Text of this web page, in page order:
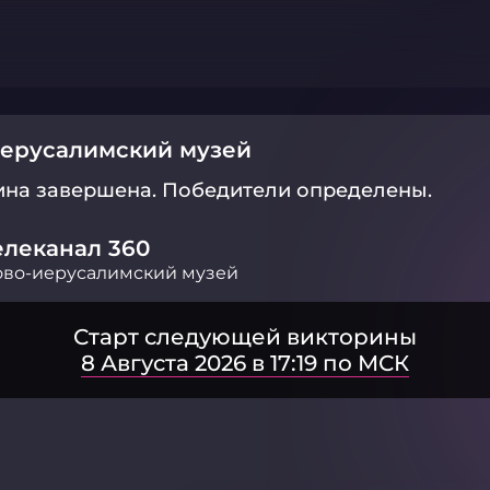
музей
завершена. Победители определены.
360
иерусалимский музей
Старт следующей викторины
8 Августа 2026 в 17:19 по МСК